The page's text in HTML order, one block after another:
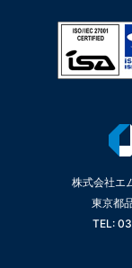
株式会社エ
東京都
TEL: